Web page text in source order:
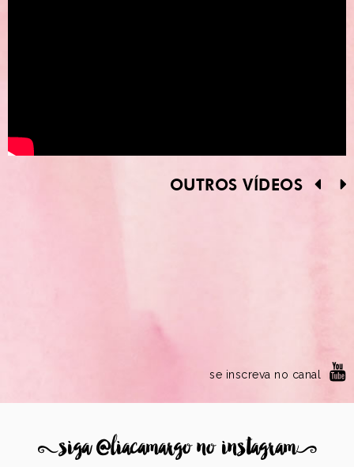
OUTROS VÍDEOS
se inscreva no canal
8siga @liacamargo no instagram9